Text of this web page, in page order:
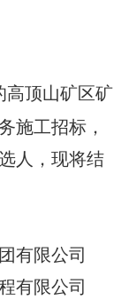
高顶山矿区矿
施工招标，
人，现将结
有限公司
有限公司